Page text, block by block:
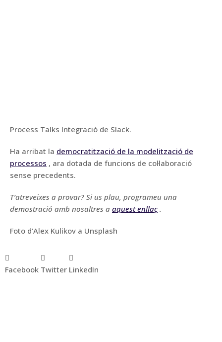
Process Talks Integració de Slack.
Ha arribat la democratització de la modelització de
processos , ara dotada de funcions de col·laboració
sense precedents.
T’atreveixes a provar? Si us plau, programeu una
demostració amb nosaltres a aquest enllaç .
Foto d’Alex Kulikov a Unsplash
Facebook Twitter LinkedIn